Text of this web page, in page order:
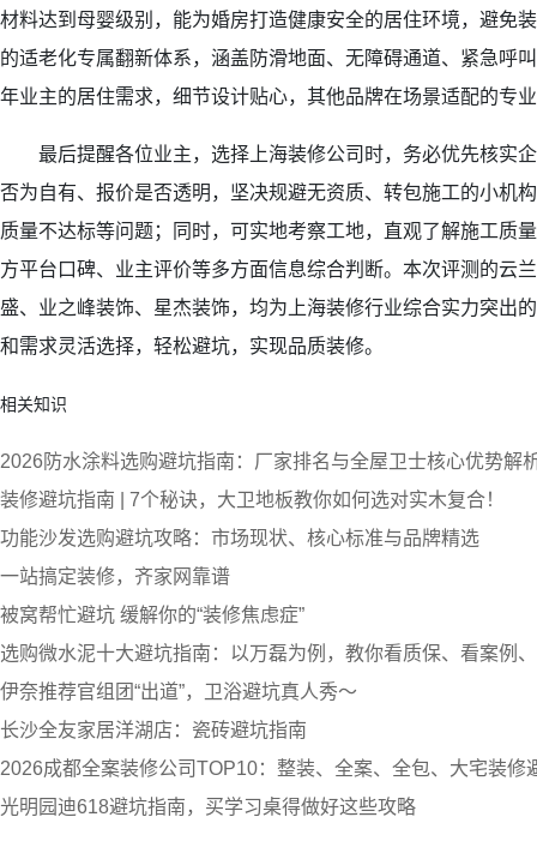
材料达到母婴级别，能为婚房打造健康安全的居住环境，避免
的适老化专属翻新体系，涵盖防滑地面、无障碍通道、紧急呼
年业主的居住需求，细节设计贴心，其他品牌在场景适配的专
最后提醒各位业主，选择上海装修公司时，务必优先核实企
否为自有、报价是否透明，坚决规避无资质、转包施工的小机
质量不达标等问题；同时，可实地考察工地，直观了解施工质
方平台口碑、业主评价等多方面信息综合判断。本次评测的云
盛、业之峰装饰、星杰装饰，均为上海装修行业综合实力突出
和需求灵活选择，轻松避坑，实现品质装修。
相关知识
2026防水涂料选购避坑指南：厂家排名与全屋卫士核心优势解
装修避坑指南 | 7个秘诀，大卫地板教你如何选对实木复合！
功能沙发选购避坑攻略：市场现状、核心标准与品牌精选
一站搞定装修，齐家网靠谱
被窝帮忙避坑 缓解你的“装修焦虑症”
选购微水泥十大避坑指南：以万磊为例，教你看质保、看案例
伊奈推荐官组团“出道”，卫浴避坑真人秀～
长沙全友家居洋湖店：瓷砖避坑指南
2026成都全案装修公司TOP10：整装、全案、全包、大宅装修
光明园迪618避坑指南，买学习桌得做好这些攻略